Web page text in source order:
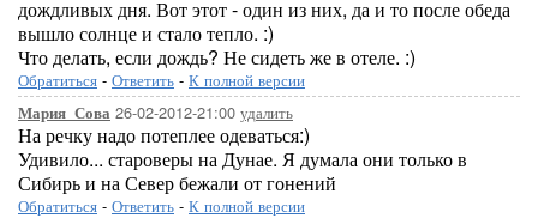
дождливых дня. Вот этот - один из них, да и то после обеда
вышло солнце и стало тепло. :)
Что делать, если дождь? Не сидеть же в отеле. :)
Обратиться - Ответить - К полной версии
Мария_Сова 26-02-2012-21:00 удалить
На речку надо потеплее одеваться:)
Удивило... староверы на Дунае. Я думала они только в
Сибирь и на Север бежали от гонений
Обратиться - Ответить - К полной версии